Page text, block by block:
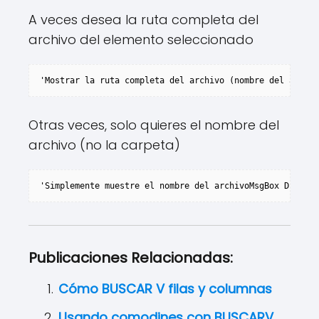
A veces desea la ruta completa del
archivo del elemento seleccionado
'Mostrar la ruta completa del archivo (nombre del
Otras veces, solo quieres el nombre del
archivo (no la carpeta)
'Simplemente muestre el nombre del archivoMsgBox
Publicaciones Relacionadas:
Cómo BUSCAR V filas y columnas